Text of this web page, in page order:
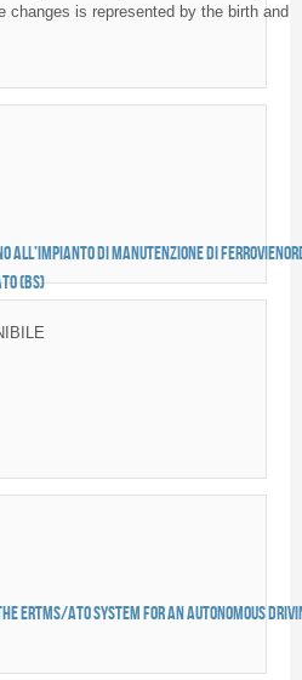
changes is represented by the birth and
all’impianto di manutenzione di
(BS)
ERTMS/ATO system for an autonomous